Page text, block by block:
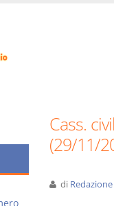
Cass.
(29/11/
di Redazione